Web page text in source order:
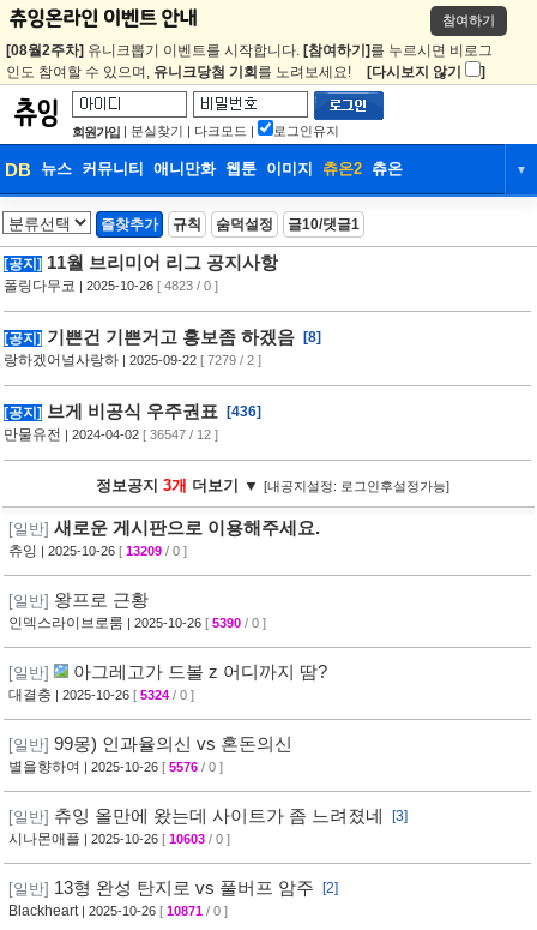
참여하기
[08월2주차] 유니크뽑기 이벤트를 시작합니다. [참여하기] 를 누르시면 비로그
인도 참여할 수 있으며, 유니크당첨 기회 를 노려보세요! [다시보지 않기 ]
회원가입 | 분실찾기 | 다크모드 | 로그인유지
DB 뉴스 커뮤니티 애니만화 웹툰 이미지 츄온2 츄온 ▼
DB 뉴스 커뮤니티
웹툰 이미지
즐찾추가 규칙 숨덕설정 글10/댓글1
[공지] 11월 브리미어 리그 공지사항
폴링다무코 | 2025-10-26 [ 4823 / 0 ]
[공지] 기쁜건 기쁜거고 홍보좀 하겠음
[8]
랑하겠어널사랑하 | 2025-09-22 [ 7279 / 2 ]
[공지] 브게 비공식 우주권표
[436]
만물유전 | 2024-04-02 [ 36547 / 12 ]
정보공지 3개 더보기 ▼ [내공지설정: 로그인후설정가능]
[일반] 새로운 게시판으로 이용해주세요.
츄잉 | 2025-10-26 [ 13209 / 0 ]
[일반] 왕프로 근황
인덱스라이브로룸 | 2025-10-26 [ 5390 / 0 ]
[일반] 아그레고가 드볼 z 어디까지 땀?
대결충 | 2025-10-26 [ 5324 / 0 ]
[일반] 99몽) 인과율의신 vs 혼돈의신
별을향하여 | 2025-10-26 [ 5576 / 0 ]
[일반] 츄잉 올만에 왔는데 사이트가 좀 느려졌네
[3]
시나몬애플 | 2025-10-26 [ 10603 / 0 ]
[일반] 13형 완성 탄지로 vs 풀버프 암주
[2]
Blackheart | 2025-10-26 [ 10871 / 0 ]